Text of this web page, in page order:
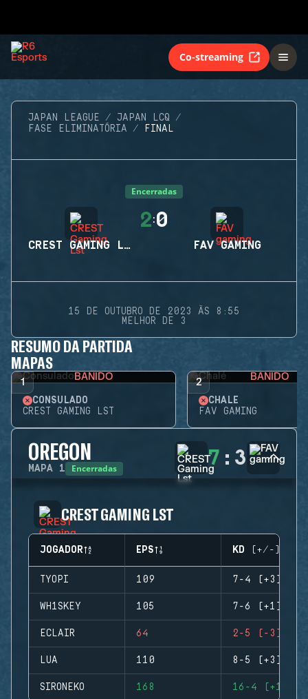
Co-streaming
JAPAN LEAGUE
JAPAN LCQ
FASE ELIMINATÓRIA
FINAL
Encerradas
CREST GAMING LST
2:0
FAV GAMING
15 DE OUTUBRO DE 2023 ÀS 8:55
MELHOR DE 3
RESUMO DA PARTIDA
MAPAS
1 BANIDO
CONSULADO
CREST GAMING LST
2 BANIDO
CHALÉ
FAV GAMING
OREGON
MAPA 1 Encerradas 7 : 3
CREST GAMING LST
JOGADOR EPS KD (+/-)
TYOPI 109 7-4 (+3)
WH1SKEY 105 7-6 (+1)
ECLAIR 64 2-5 (-3)
LUA 110 8-5 (+3)
SIRONEKO 168 16-4 (+12)